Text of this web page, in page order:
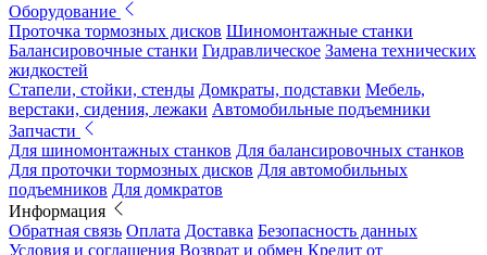
Оборудование
Проточка тормозных дисков Шиномонтажные станки
Балансировочные станки Гидравлическое Замена технических
жидкостей
Стапели, стойки, стенды Домкраты, подставки Мебель,
верстаки, сидения, лежаки Автомобильные подъемники
Запчасти
Для шиномонтажных станков Для балансировочных станков
Для проточки тормозных дисков Для автомобильных
подъемников Для домкратов
Информация
Обратная связь Оплата Доставка Безопасность данных
Условия и соглашения Возврат и обмен Кредит от